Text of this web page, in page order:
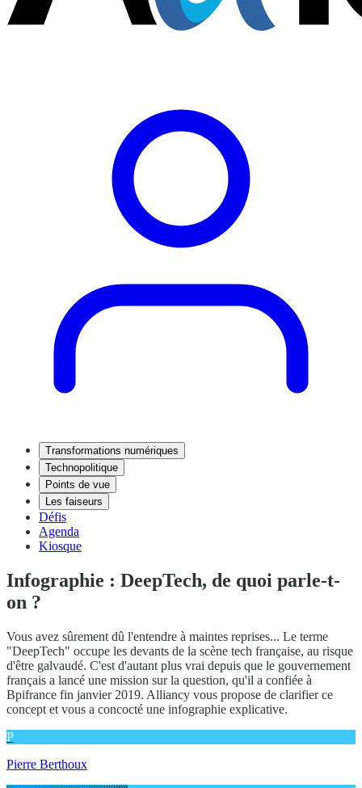
Transformations numériques
Technopolitique
Points de vue
Les faiseurs
Défis
Agenda
Kiosque
Infographie : DeepTech, de quoi parle-t-
on ?
Vous avez sûrement dû l'entendre à maintes reprises... Le terme
"DeepTech" occupe les devants de la scène tech française, au risque
d'être galvaudé. C'est d'autant plus vrai depuis que le gouvernement
français a lancé une mission sur la question, qu'il a confiée à
Bpifrance fin janvier 2019. Alliancy vous propose de clarifier ce
concept et vous a concocté une infographie explicative.
P
Pierre Berthoux